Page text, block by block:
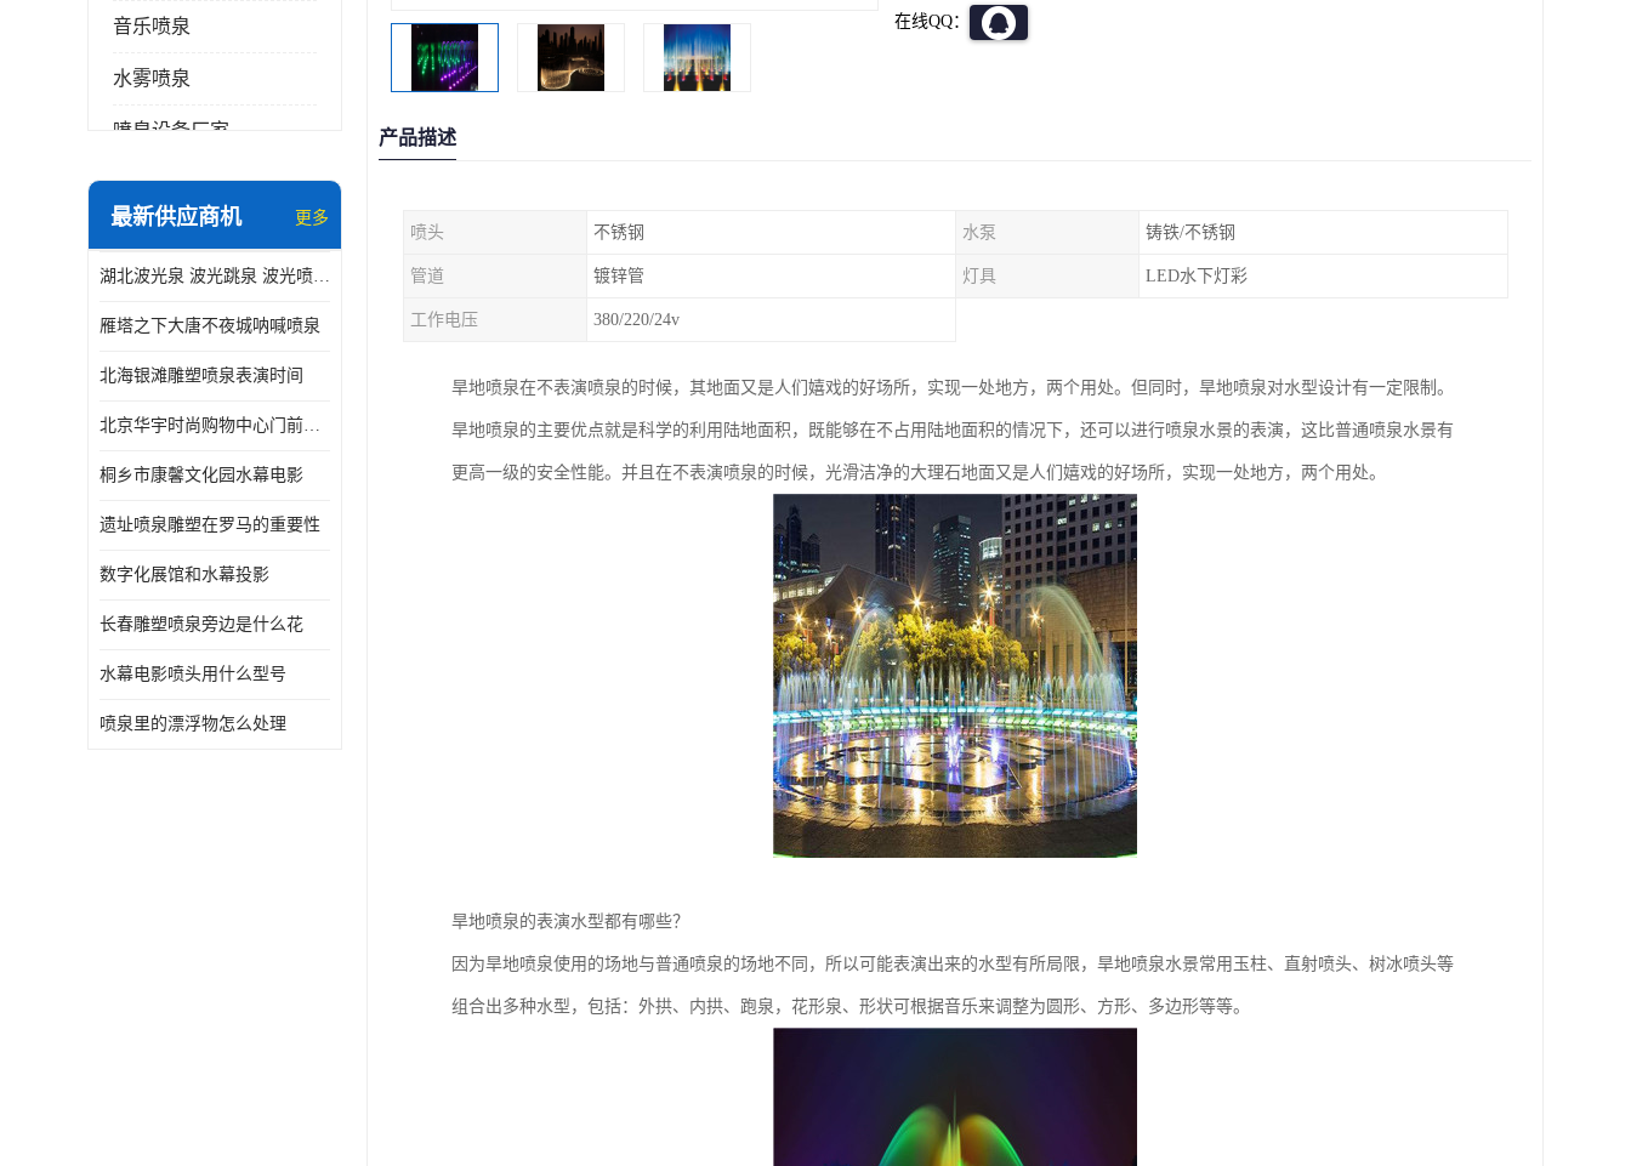
音乐喷泉
水雾喷泉
喷泉设备厂家
数字水幕
珍珠泉
最新供应商机 更多
湖北波光泉 波光跳泉 波光喷泉设备厂家
雁塔之下大唐不夜城呐喊喷泉
北海银滩雕塑喷泉表演时间
北京华宇时尚购物中心门前喷泉 精度高
桐乡市康馨文化园水幕电影
遗址喷泉雕塑在罗马的重要性
数字化展馆和水幕投影
长春雕塑喷泉旁边是什么花
水幕电影喷头用什么型号
喷泉里的漂浮物怎么处理
在线QQ：
产品描述
喷头 不锈钢 水泵 铸铁/不锈钢
管道 镀锌管 灯具 LED水下灯彩
工作电压 380/220/24v
旱地喷泉在不表演喷泉的时候，其地面又是人们嬉戏的好场所，实现一处地方，两个用处。但同时，旱地喷泉对水型设计有一定限制。
旱地喷泉的主要优点就是科学的利用陆地面积，既能够在不占用陆地面积的情况下，还可以进行喷泉水景的表演，这比普通喷泉水景有
更高一级的安全性能。并且在不表演喷泉的时候，光滑洁净的大理石地面又是人们嬉戏的好场所，实现一处地方，两个用处。
旱地喷泉的表演水型都有哪些？
因为旱地喷泉使用的场地与普通喷泉的场地不同，所以可能表演出来的水型有所局限，旱地喷泉水景常用玉柱、直射喷头、树冰喷头等
组合出多种水型，包括：外拱、内拱、跑泉，花形泉、形状可根据音乐来调整为圆形、方形、多边形等等。